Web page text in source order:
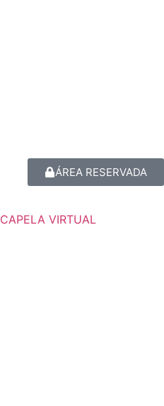
ÁREA RESERVADA
CAPELA VIRTUAL